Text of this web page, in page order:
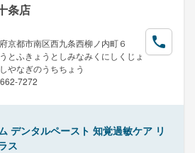
条店
京都市南区西九条西柳ノ内町６
とふきょうとしみなみくにしくじょ
やなぎのうちちょう
7272
デンタルペースト 知覚過敏ケア リ
ス